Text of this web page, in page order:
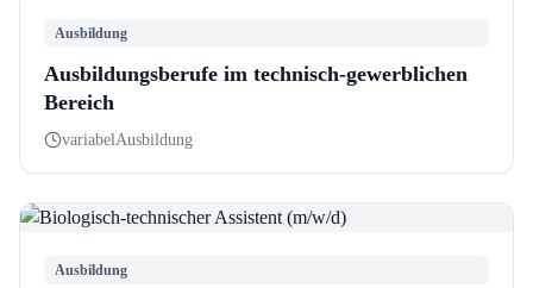
Ausbildung
Ausbildungsberufe im technisch-gewerblichen
Bereich
variabelAusbildung
Ausbildung